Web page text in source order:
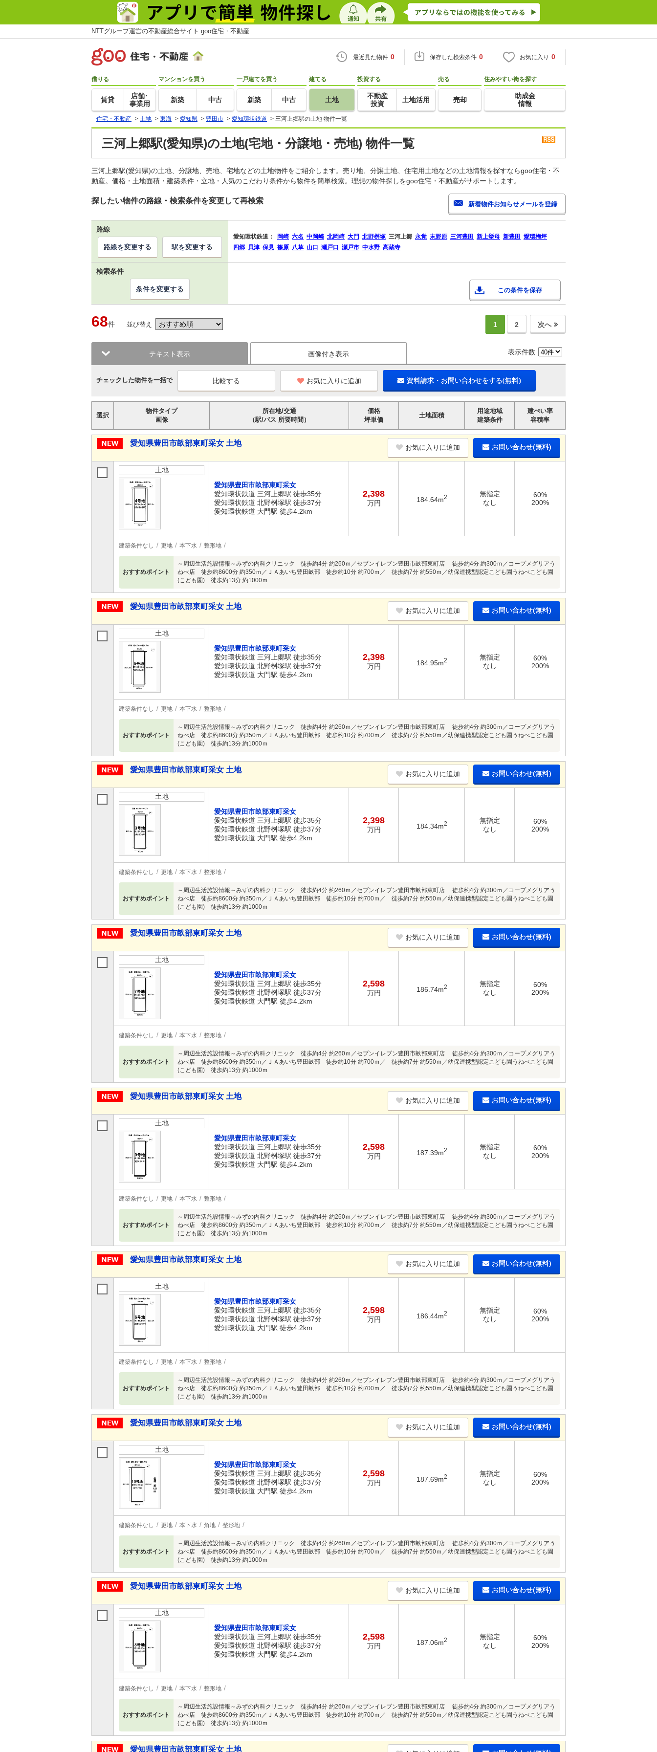
NTTグループ運営の不動産総合サイト goo住宅・不動産
最近見た物件 0 保存した検索条件 0 お気に入り 0
借りる
賃貸
店舗･
事業用
マンションを買う
新築 中古
一戸建てを買う
新築 中古
建てる
土地
投資する
不動産
投資
土地活用
売る
売却
住みやすい街を探す
助成金
情報
住宅・不動産 > 土地 > 東海 > 愛知県 > 豊田市 > 愛知環状鉄道 > 三河上郷駅の土地 物件一覧
三河上郷駅(愛知県)の土地(宅地・分譲地・売地) 物件一覧
三河上郷駅(愛知県)の土地、分譲地、売地、宅地などの土地物件をご紹介します。売り地、分譲土地、住宅用土地などの土地情報を探すならgoo住宅・不
動産。価格・土地面積・建築条件・立地・人気のこだわり条件から物件を簡単検索。理想の物件探しをgoo住宅・不動産がサポートします。
探したい物件の路線・検索条件を変更して再検索
路線
愛知環状鉄道： 岡崎 六名 中岡崎 北岡崎 大門 北野桝塚 三河上郷 永覚 末野原 三河豊田 新上挙母 新豊田 愛環梅坪
四郷 貝津 保見 篠原 八草 山口 瀬戸口 瀬戸市 中水野 高蔵寺
路線を変更する 駅を変更する
検索条件
この条件を保存
条件を変更する
68件 並び替え 1 2 次へ
テキスト表示 画像付き表示 表示件数
チェックした物件を一括で お気に入りに追加 資料請求・お問い合わせをする(無料)
選択
物件タイプ
画像
所在地/交通
（駅/バス 所要時間）
価格
坪単価
土地面積
用途地域
建築条件
建ぺい率
容積率
愛知県豊田市畝部東町采女 土地 お気に入りに追加 お問い合わせ(無料)
土地
愛知県豊田市畝部東町采女
愛知環状鉄道 三河上郷駅 徒歩35分
愛知環状鉄道 北野桝塚駅 徒歩37分
愛知環状鉄道 大門駅 徒歩4.2km
2,398
万円 184.64m2
無指定
なし
60%
200%
建築条件なし 更地 本下水 整形地
おすすめポイント
～周辺生活施設情報～みずの内科クリニック 徒歩約4分 約260ｍ／セブンイレブン豊田市畝部東町店 徒歩約4分 約300ｍ／コープメグリアう
ねべ店 徒歩約8600分 約350ｍ／ＪＡあいち豊田畝部 徒歩約10分 約700ｍ／ 徒歩約7分 約550ｍ／幼保連携型認定こども園うねべこども園
(こども園) 徒歩約13分 約1000ｍ
愛知県豊田市畝部東町采女 土地 お気に入りに追加 お問い合わせ(無料)
土地
愛知県豊田市畝部東町采女
愛知環状鉄道 三河上郷駅 徒歩35分
愛知環状鉄道 北野桝塚駅 徒歩37分
愛知環状鉄道 大門駅 徒歩4.2km
2,398
万円 184.95m2
無指定
なし
60%
200%
建築条件なし 更地 本下水 整形地
おすすめポイント
～周辺生活施設情報～みずの内科クリニック 徒歩約4分 約260ｍ／セブンイレブン豊田市畝部東町店 徒歩約4分 約300ｍ／コープメグリアう
ねべ店 徒歩約8600分 約350ｍ／ＪＡあいち豊田畝部 徒歩約10分 約700ｍ／ 徒歩約7分 約550ｍ／幼保連携型認定こども園うねべこども園
(こども園) 徒歩約13分 約1000ｍ
愛知県豊田市畝部東町采女 土地 お気に入りに追加 お問い合わせ(無料)
土地
愛知県豊田市畝部東町采女
愛知環状鉄道 三河上郷駅 徒歩35分
愛知環状鉄道 北野桝塚駅 徒歩37分
愛知環状鉄道 大門駅 徒歩4.2km
2,398
万円 184.34m2
無指定
なし
60%
200%
建築条件なし 更地 本下水 整形地
おすすめポイント
～周辺生活施設情報～みずの内科クリニック 徒歩約4分 約260ｍ／セブンイレブン豊田市畝部東町店 徒歩約4分 約300ｍ／コープメグリアう
ねべ店 徒歩約8600分 約350ｍ／ＪＡあいち豊田畝部 徒歩約10分 約700ｍ／ 徒歩約7分 約550ｍ／幼保連携型認定こども園うねべこども園
(こども園) 徒歩約13分 約1000ｍ
愛知県豊田市畝部東町采女 土地 お気に入りに追加 お問い合わせ(無料)
土地
愛知県豊田市畝部東町采女
愛知環状鉄道 三河上郷駅 徒歩35分
愛知環状鉄道 北野桝塚駅 徒歩37分
愛知環状鉄道 大門駅 徒歩4.2km
2,598
万円 186.74m2
無指定
なし
60%
200%
建築条件なし 更地 本下水 整形地
おすすめポイント
～周辺生活施設情報～みずの内科クリニック 徒歩約4分 約260ｍ／セブンイレブン豊田市畝部東町店 徒歩約4分 約300ｍ／コープメグリアう
ねべ店 徒歩約8600分 約350ｍ／ＪＡあいち豊田畝部 徒歩約10分 約700ｍ／ 徒歩約7分 約550ｍ／幼保連携型認定こども園うねべこども園
(こども園) 徒歩約13分 約1000ｍ
愛知県豊田市畝部東町采女 土地 お気に入りに追加 お問い合わせ(無料)
土地
愛知県豊田市畝部東町采女
愛知環状鉄道 三河上郷駅 徒歩35分
愛知環状鉄道 北野桝塚駅 徒歩37分
愛知環状鉄道 大門駅 徒歩4.2km
2,598
万円 187.39m2
無指定
なし
60%
200%
建築条件なし 更地 本下水 整形地
おすすめポイント
～周辺生活施設情報～みずの内科クリニック 徒歩約4分 約260ｍ／セブンイレブン豊田市畝部東町店 徒歩約4分 約300ｍ／コープメグリアう
ねべ店 徒歩約8600分 約350ｍ／ＪＡあいち豊田畝部 徒歩約10分 約700ｍ／ 徒歩約7分 約550ｍ／幼保連携型認定こども園うねべこども園
(こども園) 徒歩約13分 約1000ｍ
愛知県豊田市畝部東町采女 土地 お気に入りに追加 お問い合わせ(無料)
土地
愛知県豊田市畝部東町采女
愛知環状鉄道 三河上郷駅 徒歩35分
愛知環状鉄道 北野桝塚駅 徒歩37分
愛知環状鉄道 大門駅 徒歩4.2km
2,598
万円 186.44m2
無指定
なし
60%
200%
建築条件なし 更地 本下水 整形地
おすすめポイント
～周辺生活施設情報～みずの内科クリニック 徒歩約4分 約260ｍ／セブンイレブン豊田市畝部東町店 徒歩約4分 約300ｍ／コープメグリアう
ねべ店 徒歩約8600分 約350ｍ／ＪＡあいち豊田畝部 徒歩約10分 約700ｍ／ 徒歩約7分 約550ｍ／幼保連携型認定こども園うねべこども園
(こども園) 徒歩約13分 約1000ｍ
愛知県豊田市畝部東町采女 土地 お気に入りに追加 お問い合わせ(無料)
土地
愛知県豊田市畝部東町采女
愛知環状鉄道 三河上郷駅 徒歩35分
愛知環状鉄道 北野桝塚駅 徒歩37分
愛知環状鉄道 大門駅 徒歩4.2km
2,598
万円 187.69m2
無指定
なし
60%
200%
建築条件なし 更地 本下水 角地 整形地
おすすめポイント
～周辺生活施設情報～みずの内科クリニック 徒歩約4分 約260ｍ／セブンイレブン豊田市畝部東町店 徒歩約4分 約300ｍ／コープメグリアう
ねべ店 徒歩約8600分 約350ｍ／ＪＡあいち豊田畝部 徒歩約10分 約700ｍ／ 徒歩約7分 約550ｍ／幼保連携型認定こども園うねべこども園
(こども園) 徒歩約13分 約1000ｍ
愛知県豊田市畝部東町采女 土地 お気に入りに追加 お問い合わせ(無料)
土地
愛知県豊田市畝部東町采女
愛知環状鉄道 三河上郷駅 徒歩35分
愛知環状鉄道 北野桝塚駅 徒歩37分
愛知環状鉄道 大門駅 徒歩4.2km
2,598
万円 187.06m2
無指定
なし
60%
200%
建築条件なし 更地 本下水 整形地
おすすめポイント
～周辺生活施設情報～みずの内科クリニック 徒歩約4分 約260ｍ／セブンイレブン豊田市畝部東町店 徒歩約4分 約300ｍ／コープメグリアう
ねべ店 徒歩約8600分 約350ｍ／ＪＡあいち豊田畝部 徒歩約10分 約700ｍ／ 徒歩約7分 約550ｍ／幼保連携型認定こども園うねべこども園
(こども園) 徒歩約13分 約1000ｍ
愛知県豊田市畝部東町采女 土地